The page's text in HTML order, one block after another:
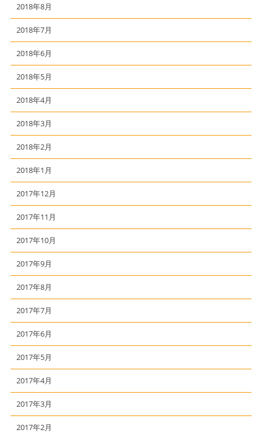
2018年8月
2018年7月
2018年6月
2018年5月
2018年4月
2018年3月
2018年2月
2018年1月
2017年12月
2017年11月
2017年10月
2017年9月
2017年8月
2017年7月
2017年6月
2017年5月
2017年4月
2017年3月
2017年2月